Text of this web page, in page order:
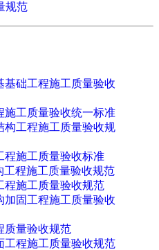
规范
基础工程施工质量验收
施工质量验收统一标准
构工程施工质量验收规
程施工质量验收标准
工程施工质量验收规范
程施工质量验收规范
加固工程施工质量验收
质量验收规范
工程施工质量验收规范